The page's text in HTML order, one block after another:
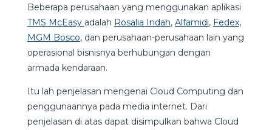
Beberapa perusahaan yang menggunakan aplikasi
TMS McEasy adalah Rosalia Indah, Alfamidi, Fedex,
MGM Bosco, dan perusahaan-perusahaan lain yang
operasional bisnisnya berhubungan dengan
armada kendaraan.
Itu lah penjelasan mengenai Cloud Computing dan
penggunaannya pada media internet. Dari
penjelasan di atas dapat disimpulkan bahwa Cloud